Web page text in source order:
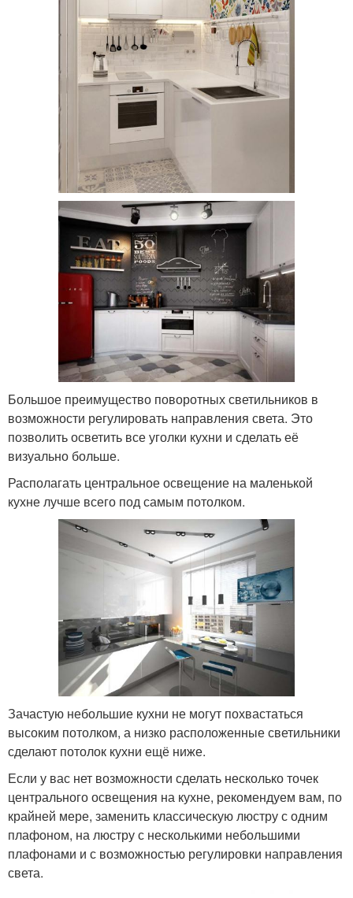
Большое преимущество поворотных светильников в
возможности регулировать направления света. Это
позволить осветить все уголки кухни и сделать её
визуально больше.
Располагать центральное освещение на маленькой
кухне лучше всего под самым потолком.
Зачастую небольшие кухни не могут похвастаться
высоким потолком, а низко расположенные светильники
сделают потолок кухни ещё ниже.
Если у вас нет возможности сделать несколько точек
центрального освещения на кухне, рекомендуем вам, по
крайней мере, заменить классическую люстру с одним
плафоном, на люстру с несколькими небольшими
плафонами и с возможностью регулировки направления
света.